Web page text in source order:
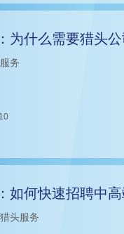
为什么需要猎头
务
如何快速招聘中
猎头服务